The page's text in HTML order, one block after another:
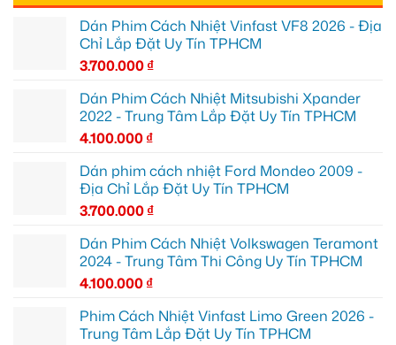
Dán Phim Cách Nhiệt Vinfast VF8 2026 - Địa
Chỉ Lắp Đặt Uy Tín TPHCM
3.700.000₫
Dán Phim Cách Nhiệt Mitsubishi Xpander
2022 - Trung Tâm Lắp Đặt Uy Tín TPHCM
4.100.000₫
Dán phim cách nhiệt Ford Mondeo 2009 -
Địa Chỉ Lắp Đặt Uy Tín TPHCM
3.700.000₫
Dán Phim Cách Nhiệt Volkswagen Teramont
2024 - Trung Tâm Thi Công Uy Tín TPHCM
4.100.000₫
Phim Cách Nhiệt Vinfast Limo Green 2026 -
Trung Tâm Lắp Đặt Uy Tín TPHCM